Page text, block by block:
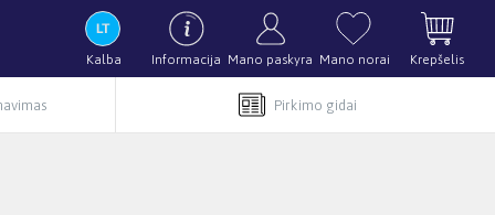
Kalba Informacija Mano paskyra Mano norai Krepšelis
Pirkimo gidai